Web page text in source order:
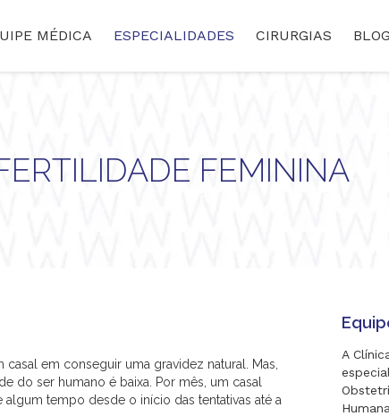
MÉDICA ESPECIALIDADES CIRURGIAS BLOG
FEMININA
em conseguir uma gravidez natural. Mas,
do ser humano é baixa. Por mês, um casal
algum tempo desde o início das tentativas até a
A